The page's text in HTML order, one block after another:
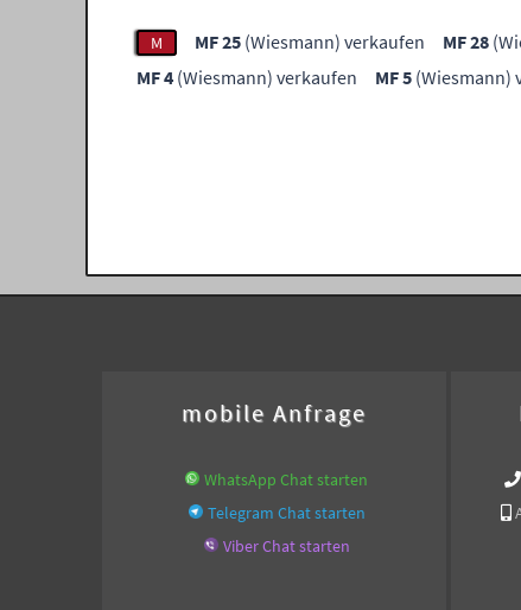
M MF 25 (Wiesmann) verkaufen MF 28
MF 4 (Wiesmann) verkaufen MF 5 (Wiesmann)
mobile Anfrage
WhatsApp Chat starten
Telegram Chat starten
Viber Chat starten